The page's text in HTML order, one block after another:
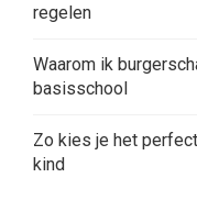
regelen
Waarom ik
basisschool
Zo kies je het
kind